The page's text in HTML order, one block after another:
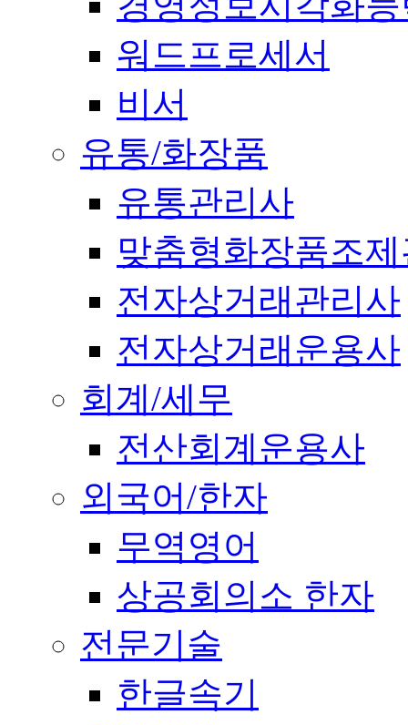
워드프로세서
비서
유통/화장품
유통관리사
맞춤형화장품조
전자상거래관리사
전자상거래운용사
회계/세무
전산회계운용사
외국어/한자
무역영어
상공회의소 한자
전문기술
한글속기